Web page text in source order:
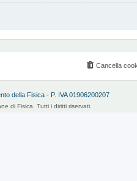
Cancella
della Fisica - P. IVA 01906200207
di Fisica. Tutti i diritti riservati.